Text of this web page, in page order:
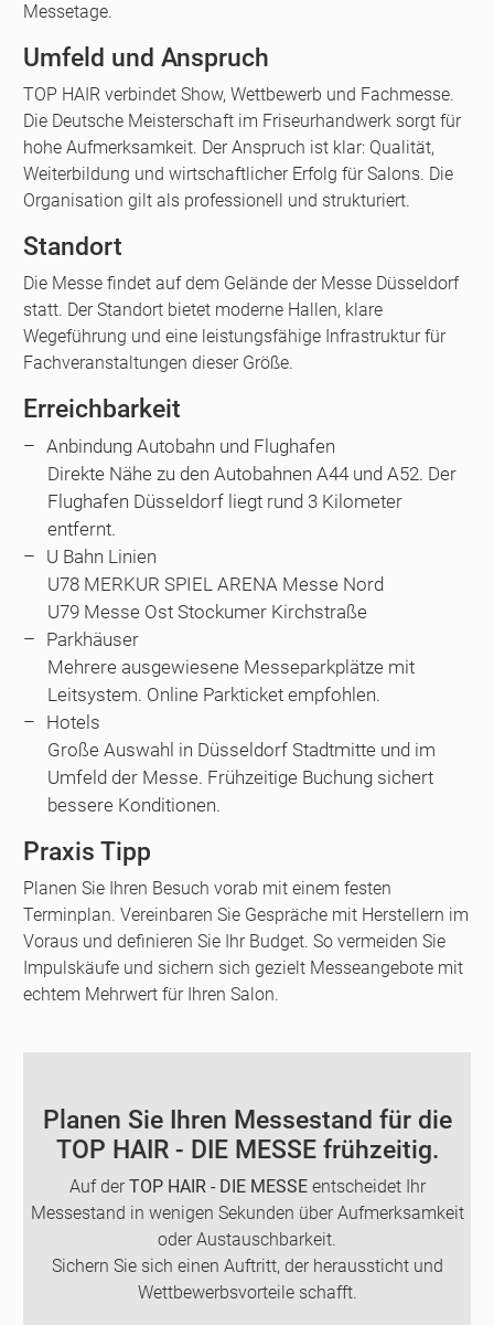
Messetage.
Umfeld und Anspruch
TOP HAIR verbindet Show, Wettbewerb und Fachmesse.
Die Deutsche Meisterschaft im Friseurhandwerk sorgt für
hohe Aufmerksamkeit. Der Anspruch ist klar: Qualität,
Weiterbildung und wirtschaftlicher Erfolg für Salons. Die
Organisation gilt als professionell und strukturiert.
Standort
Die Messe findet auf dem Gelände der Messe Düsseldorf
statt. Der Standort bietet moderne Hallen, klare
Wegeführung und eine leistungsfähige Infrastruktur für
Fachveranstaltungen dieser Größe.
Erreichbarkeit
Anbindung Autobahn und Flughafen
Direkte Nähe zu den Autobahnen A44 und A52. Der
Flughafen Düsseldorf liegt rund 3 Kilometer
entfernt.
U Bahn Linien
U78 MERKUR SPIEL ARENA Messe Nord
U79 Messe Ost Stockumer Kirchstraße
Parkhäuser
Mehrere ausgewiesene Messeparkplätze mit
Leitsystem. Online Parkticket empfohlen.
Hotels
Große Auswahl in Düsseldorf Stadtmitte und im
Umfeld der Messe. Frühzeitige Buchung sichert
bessere Konditionen.
Praxis Tipp
Planen Sie Ihren Besuch vorab mit einem festen
Terminplan. Vereinbaren Sie Gespräche mit Herstellern im
Voraus und definieren Sie Ihr Budget. So vermeiden Sie
Impulskäufe und sichern sich gezielt Messeangebote mit
echtem Mehrwert für Ihren Salon.
Planen Sie Ihren Messestand für die
TOP HAIR - DIE MESSE frühzeitig.
Auf der TOP HAIR - DIE MESSEentscheidet Ihr
Messestand in wenigen Sekunden über Aufmerksamkeit
oder Austauschbarkeit.
Sichern Sie sich einen Auftritt, der heraussticht und
Wettbewerbsvorteile schafft.